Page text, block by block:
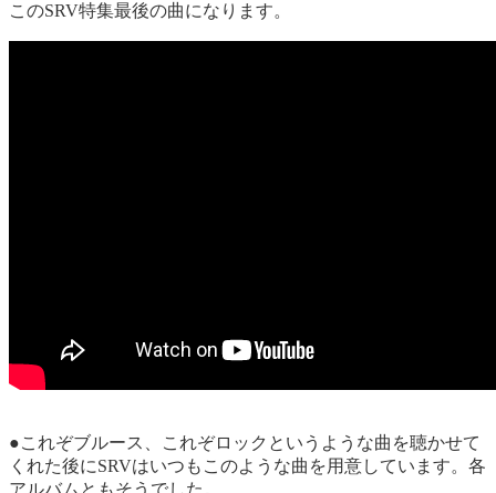
このSRV特集最後の曲になります。
●これぞブルース、これぞロックというような曲を聴かせて
くれた後にSRVはいつもこのような曲を用意しています。各
アルバムともそうでした。